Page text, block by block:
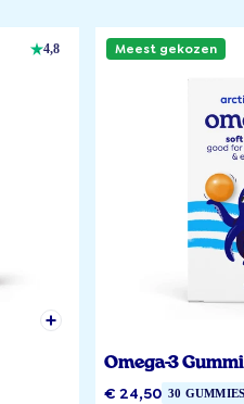
4,8 Meest gekozen
Omega-3
€ 24,50 30